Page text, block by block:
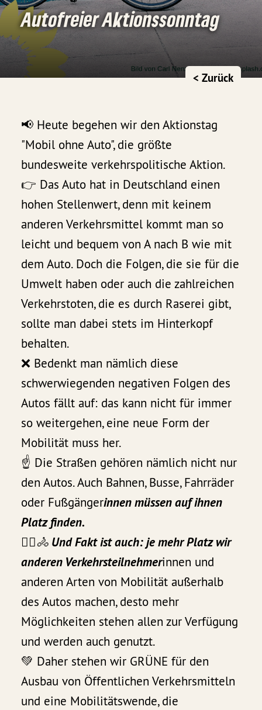
Autofreier Aktionssonntag
< Zurück
📢 Heute begehen wir den Aktionstag
"Mobil ohne Auto", die größte
bundesweite verkehrspolitische Aktion.
👉 Das Auto hat in Deutschland einen
hohen Stellenwert, denn mit keinem
anderen Verkehrsmittel kommt man so
leicht und bequem von A nach B wie mit
dem Auto. Doch die Folgen, die sie für die
Umwelt haben oder auch die zahlreichen
Verkehrstoten, die es durch Raserei gibt,
sollte man dabei stets im Hinterkopf
behalten.
❌ Bedenkt man nämlich diese
schwerwiegenden negativen Folgen des
Autos fällt auf: das kann nicht für immer
so weitergehen, eine neue Form der
Mobilität muss her.
☝️ Die Straßen gehören nämlich nicht nur
den Autos. Auch Bahnen, Busse, Fahrräder
oder Fußgängerinnen müssen auf ihnen
Platz finden.
🏃‍♀️🚴 Und Fakt ist auch: je mehr Platz wir
anderen Verkehrsteilnehmerinnen und
anderen Arten von Mobilität außerhalb
des Autos machen, desto mehr
Möglichkeiten stehen allen zur Verfügung
und werden auch genutzt.
💚 Daher stehen wir GRÜNE für den
Ausbau von Öffentlichen Verkehrsmitteln
und eine Mobilitätswende, die